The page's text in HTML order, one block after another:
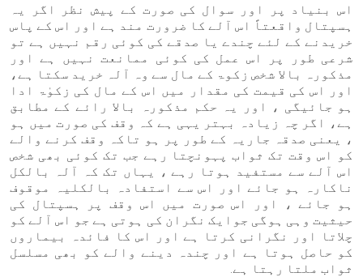
اس بنیاد پر اور سوال کی صورت کے پیش نظر اگر یہ
ہسپتال واقعتاً اس آلے کا ضرورت مند ہے اور اس کے پاس
خریدنے کے لئے چندے یا صدقے کی کوئی رقم نہیں ہے تو
شرعی طور پر اس عمل کی کوئی ممانعت نہیں ہے اور
مذکورہ بالا شخص زکوۃ کے مال سے وہ آلہ خرید سکتا ہے،
اور اس کی قیمت کی مقدار میں اس کے مال کی زکوٰۃ ادا
ہو جائیگی ، اور یہ حکم مذکورہ بالا رائے کے مطابق
ہے، اگر چہ زیادہ بہتر یہی ہے کہ وقف کی صورت میں ہو
، یعنی صدقہ جاریہ کے طور پر ہو تاکہ وقف کرنے والے
کو اس وقت تک ثواب پہونچتا رہے جب تک کوئی بھی شخص
اس آلے سے مستفید ہوتا رہے ، یہاں تک کہ آلہ بالکل
ناکارہ ہو جائے اور اس سے استفادہ بالکلیہ موقوف
ہو جائے ، اور اس صورت میں اس وقف پر ہسپتال کی
حیثیت وہی ہوگی جوایک نگران کی ہوتی ہے جو اس آلے کو
چلاتا اور نگرانی کرتا ہے اور اس کا فائدہ بیماروں
کو حاصل ہوتا ہے اور چندہ دینے والے کو بھی مسلسل
ثواب ملتا رہتا ہے.